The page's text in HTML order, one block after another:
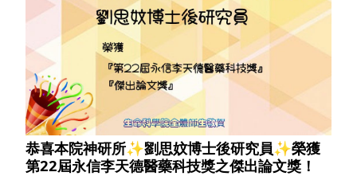
恭喜本院神研所✨劉思妏博士後研究員✨榮獲
第22屆永信李天德醫藥科技獎之傑出論文獎！